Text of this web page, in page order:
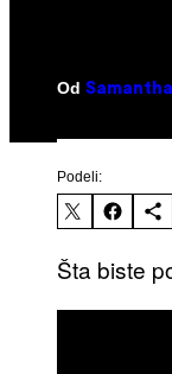
Od
Podeli:
Šta biste